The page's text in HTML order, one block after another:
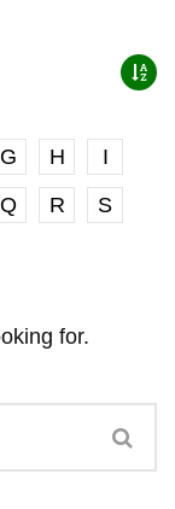
G H
I
Q R
S
for.